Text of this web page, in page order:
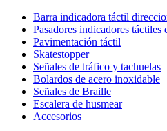
Barra indicadora táctil
Pasadores indicadores táctiles
Pavimentación táctil
Skatestopper
Señales de tráfico y tachuelas
Bolardos de acero inoxidable
Señales de Braille
Escalera de husmear
Accesorios